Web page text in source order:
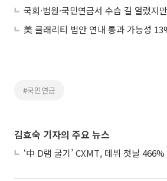
#국민연금
김효숙 기자의 주요 뉴스